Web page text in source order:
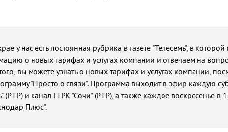
у нас есть постоянная рубрика в газете "Телесемь", в
о новых тарифах и услугах компании и отвечаем на
вы можете узнать о новых тарифах и услугах компании,
"Просто о связи". Программа выходит в эфир каждую
(РТР) и канал ГТРК "Сочи" (РТР), а также каждое воскресенье в
Плюс".